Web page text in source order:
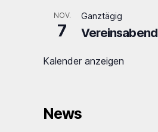
NOV.
7
Ganztägig
Vereinsabend
Kalender anzeigen
News